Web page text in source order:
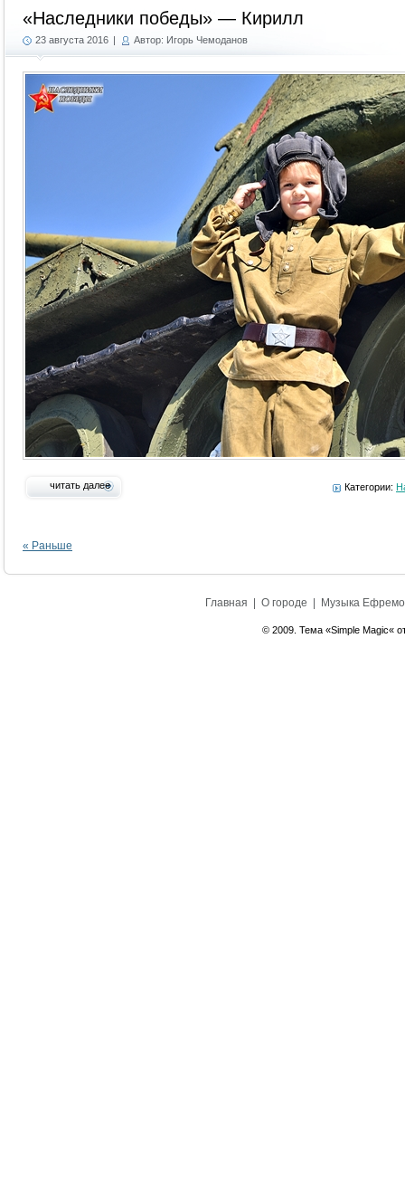
«Наследники победы» — Кирилл
23 августа 2016 | Автор: Игорь Чемоданов
читать далее Категории:
« Раньше
Главная О городе Музыка
© 2009. Тема «Simple Magic«